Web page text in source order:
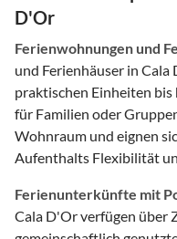
D'Or
Ferienwohnungen und
und Ferienhäuser in
praktischen Einheiten
für Familien oder
Wohnraum und eignen
Aufenthalts Flexibilität
Ferienunterkünfte mit
Cala D'Or verfügen über